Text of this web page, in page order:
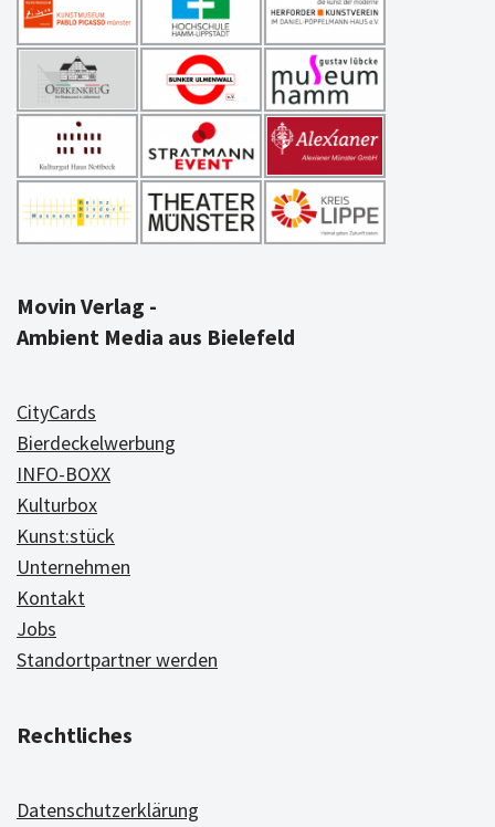
Movin Verlag -
Ambient Media aus Bielefeld
CityCards
Bierdeckelwerbung
INFO-BOXX
Kulturbox
Kunst:stück
Unternehmen
Kontakt
Jobs
Standortpartner werden
Rechtliches
Datenschutzerklärung